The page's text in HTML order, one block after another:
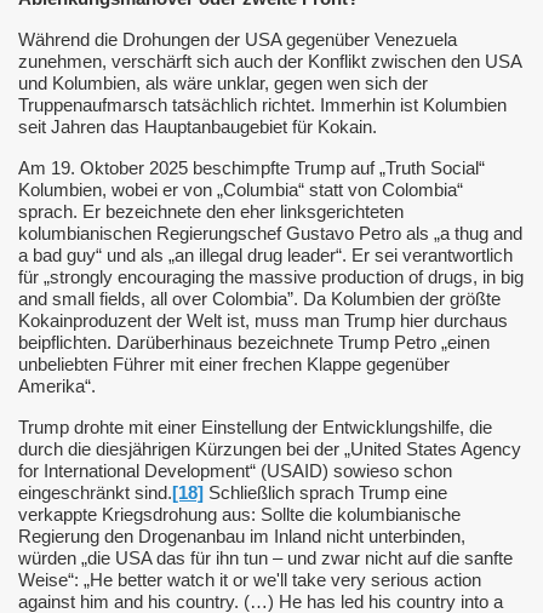
Während die Drohungen der USA gegenüber Venezuela
zunehmen, verschärft sich auch der Konflikt zwischen den USA
und Kolumbien, als wäre unklar, gegen wen sich der
Truppenaufmarsch tatsächlich richtet. Immerhin ist Kolumbien
seit Jahren das Hauptanbaugebiet für Kokain.
Am 19. Oktober 2025 beschimpfte Trump auf „Truth Social“
Kolumbien, wobei er von „Columbia“ statt von Colombia“
sprach. Er bezeichnete den eher linksgerichteten
kolumbianischen Regierungschef Gustavo Petro als „a thug and
a bad guy“ und als „an illegal drug leader“. Er sei verantwortlich
für „strongly encouraging the massive production of drugs, in big
and small fields, all over Colombia”. Da Kolumbien der größte
Kokainproduzent der Welt ist, muss man Trump hier durchaus
beipflichten. Darüberhinaus bezeichnete Trump Petro „einen
unbeliebten Führer mit einer frechen Klappe gegenüber
Amerika“.
Trump drohte mit einer Einstellung der Entwicklungshilfe, die
durch die diesjährigen Kürzungen bei der „United States Agency
for International Development“ (USAID) sowieso schon
eingeschränkt sind.[18] Schließlich sprach Trump eine
verkappte Kriegsdrohung aus: Sollte die kolumbianische
Regierung den Drogenanbau im Inland nicht unterbinden,
würden „die USA das für ihn tun – und zwar nicht auf die sanfte
Weise“: „He better watch it or we'll take very serious action
against him and his country. (…) He has led his country into a